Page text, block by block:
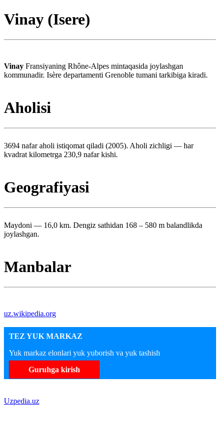
Vinay (Isere)
Vinay Fransiyaning Rhône-Alpes mintaqasida joylashgan
kommunadir. Isère departamenti Grenoble tumani tarkibiga kiradi.
Aholisi
3694 nafar aholi istiqomat qiladi (2005). Aholi zichligi — har
kvadrat kilometrga 230,9 nafar kishi.
Geografiyasi
Maydoni — 16,0 km. Dengiz sathidan 168 – 580 m balandlikda
joylashgan.
Manbalar
uz.wikipedia.org
TEZ YUK MARKAZ
Yuk markaz elonlari yuk yuborish va yuk tashish
Guruhga kirish
Uzpedia.uz